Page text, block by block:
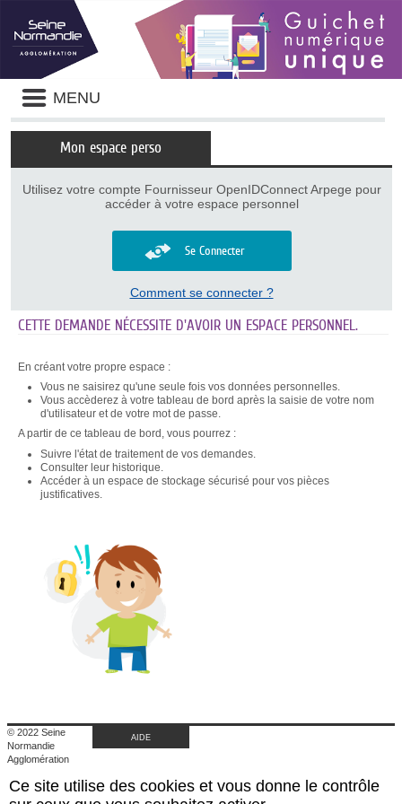
Liste
des
avertissements
MENU
Mon espace perso
Utilisez votre compte Fournisseur OpenIDConnect Arpege pour
accéder à votre espace personnel
Se Connecter
Comment se connecter ?
CETTE DEMANDE NÉCESSITE D'AVOIR UN ESPACE PERSONNEL.
En créant votre propre espace :
Vous ne saisirez qu'une seule fois vos données personnelles.
Vous accèderez à votre tableau de bord après la saisie de votre nom
d'utilisateur et de votre mot de passe.
A partir de ce tableau de bord, vous pourrez :
Suivre l'état de traitement de vos demandes.
Consulter leur historique.
Accéder à un espace de stockage sécurisé pour vos pièces
justificatives.
© 2022 Seine
Normandie
Agglomération
Retour au site de
l'agglomération
AIDE
Panneau de gestion des cookies
Ce site utilise des cookies et vous donne le contrôle